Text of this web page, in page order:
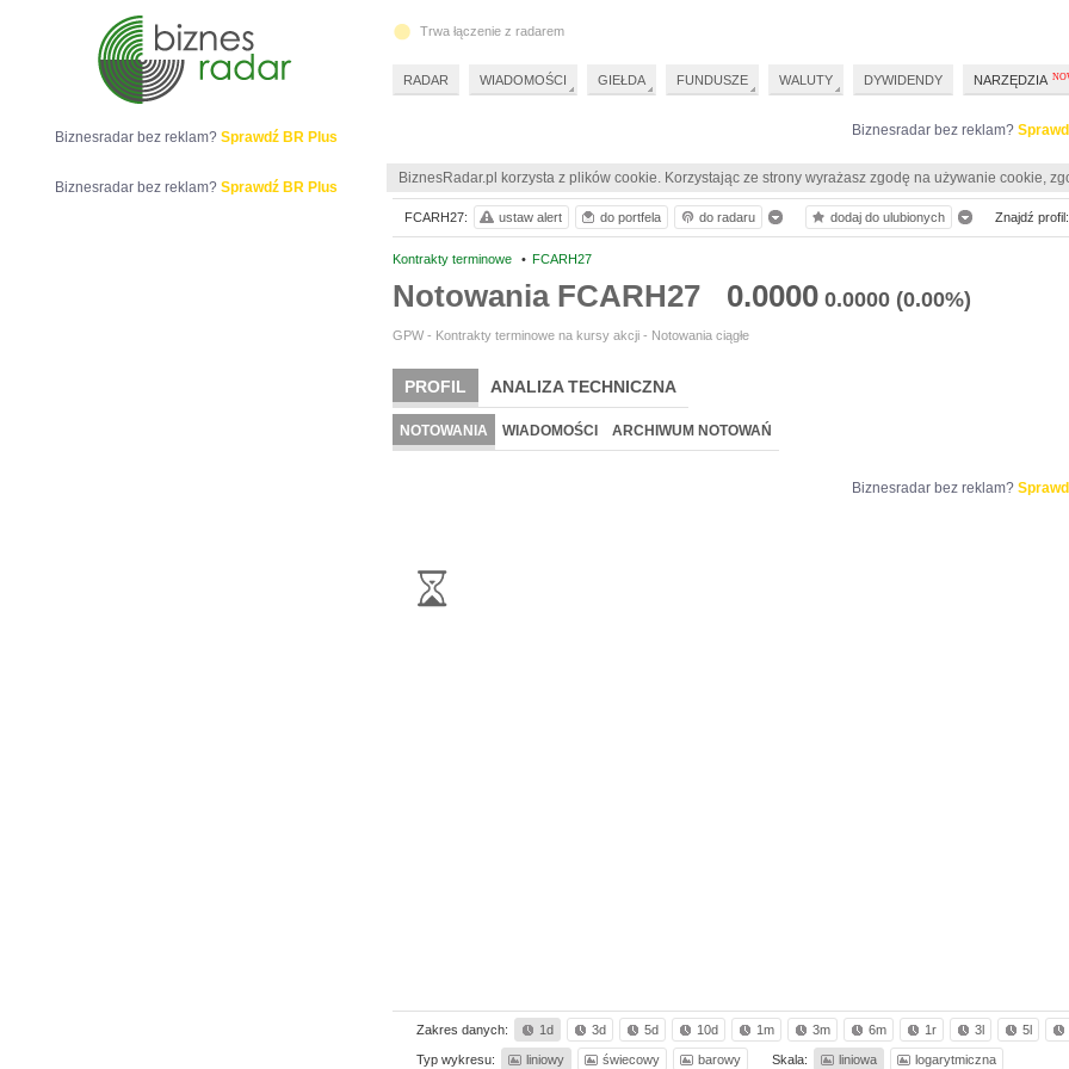
Biznesradar bez reklam?
BiznesRadar.pl korzysta z plików cookie. Korzystając ze strony wyrażasz zgodę na używanie cookie,
Kontrakty terminowe • FCARH27
Notowania FCARH27 0.0000 0.0000 (0.00%)
GPW - Kontrakty terminowe na kursy akcji - Notowania ciągłe
PROFIL ANALIZA TECHNICZNA
NOTOWANIA WIADOMOŚCI ARCHIWUM NOTOWAŃ
Biznesradar bez reklam?
Zakres danych: 1d 3d 5d 10d 1m 3m 6m 1r 3l 5l
Typ wykresu: liniowy świecowy barowy Skala: liniowa logarytmiczna
FCARH27: ustaw alert do portfela do radaru dodaj do ulubionych Znajdź profil:
Biznesradar bez reklam? Sprawdź BR Plus
Biznesradar bez reklam? Sprawdź BR Plus
Trwa łączenie z radarem
RADAR WIADOMOŚCI GIEŁDA FUNDUSZE WALUTY DYWIDENDY NARZĘDZIA